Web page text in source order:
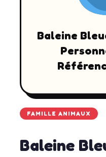
Baleine
FAMILLE ANIMAUX
Baleine